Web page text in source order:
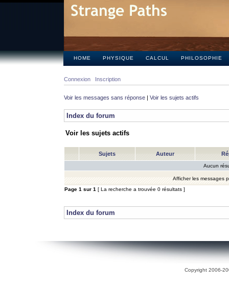
HOME PHYSIQUE CALCUL PHILOSOPHIE
Connexion Inscription
Voir les messages sans réponse | Voir les sujets actifs
Index du forum
Voir les sujets actifs
Sujets Auteur
Aucun
Afficher les messages
Page 1 sur 1 [ La recherche a trouvée 0 résultats ]
Index du forum
Copyright 2006-